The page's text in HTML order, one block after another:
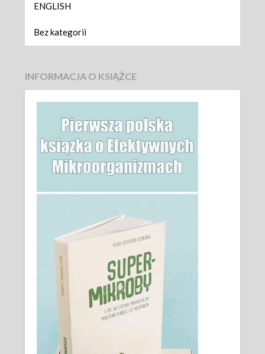
ENGLISH
Bez kategorii
INFORMACJA O KSIĄŻCE